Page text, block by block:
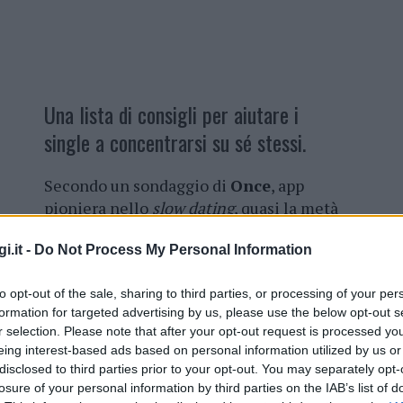
- Do Not Process My Personal Information
opt-out of the sale, sharing to third parties, or processing of your
for targeted advertising by us, please use the below opt-out
selection. Please note that after your opt-out request is processed
interest-based ads based on personal information utilized by us
to third parties prior to your opt-out. You may separately
of your personal information by third parties on the IAB’s list of
Una lista di consigli per aiutare i
single a concentrarsi su sé stessi.
Secondo un sondaggio di Once, app
pioniera nello slow dating, quasi la metà
dall’app di appuntamenti ogni due
esperti propone una lista di consigli
e praticheattività che possono essere
facilmente integrati nella vita di tutti i
giorni per tornare a concentrarsi su sé
vita amorosa. In una parola: il mindfulness.